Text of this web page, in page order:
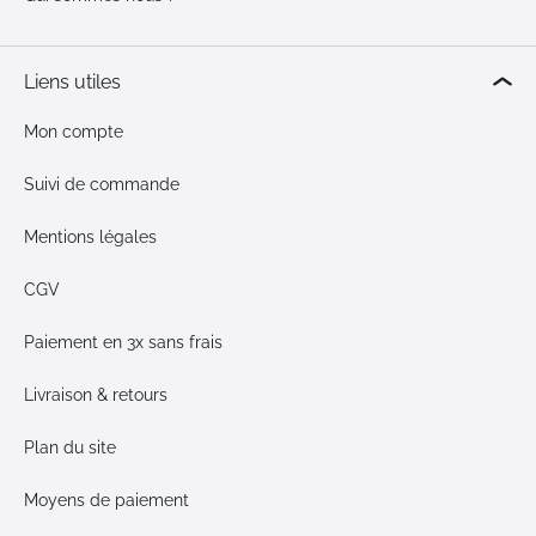
Liens utiles
Mon compte
Suivi de commande
Mentions légales
CGV
Paiement en 3x sans frais
Livraison & retours
Plan du site
Moyens de paiement